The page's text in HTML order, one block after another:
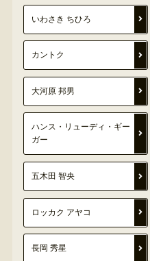
いわさき ちひろ
カントク
大河原 邦男
ハンス・リューディ・ギー
ガー
五木田 智央
ロッカク アヤコ
長岡 秀星